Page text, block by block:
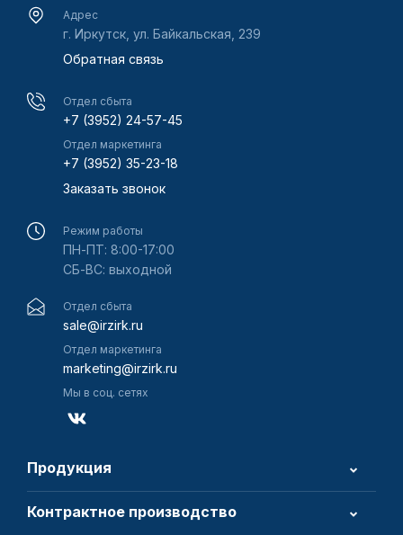
Адрес
г. Иркутск, ул. Байкальская, 239
Обратная связь
Отдел сбыта
+7 (3952) 24-57-45
Отдел маркетинга
+7 (3952) 35-23-18
Заказать звонок
Режим работы
ПН-ПТ: 8:00-17:00
СБ-ВС: выходной
Отдел сбыта
sale@irzirk.ru
Отдел маркетинга
marketing@irzirk.ru
Мы в соц. сетях
Продукция
Контрактное производство